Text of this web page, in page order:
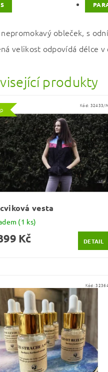
obleček, s
velikost odpovídá délce
produkty
Kód: 32433/
vesta
(1 ks)
Kč DETAIL
Kód:32364